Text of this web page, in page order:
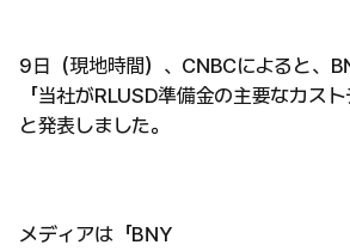
9日（現地時間）、CNBCによると、
「当社がRLUSD準備金の主要なカスト
と発表しました。
メディアは「BNY